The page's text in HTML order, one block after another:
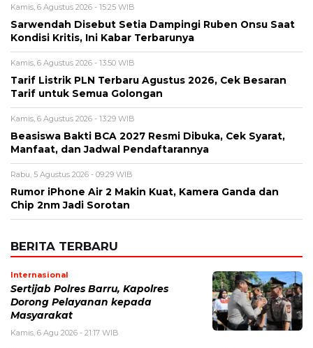
Kamis, 6 Agustus 2026 - 15:25 WIB
Sarwendah Disebut Setia Dampingi Ruben Onsu Saat
Kondisi Kritis, Ini Kabar Terbarunya
Kamis, 6 Agustus 2026 - 13:50 WIB
Tarif Listrik PLN Terbaru Agustus 2026, Cek Besaran
Tarif untuk Semua Golongan
Kamis, 6 Agustus 2026 - 13:29 WIB
Beasiswa Bakti BCA 2027 Resmi Dibuka, Cek Syarat,
Manfaat, dan Jadwal Pendaftarannya
Rabu, 5 Agustus 2026 - 09:29 WIB
Rumor iPhone Air 2 Makin Kuat, Kamera Ganda dan
Chip 2nm Jadi Sorotan
BERITA TERBARU
Internasional
Sertijab Polres Barru, Kapolres
Dorong Pelayanan kepada
Masyarakat
Kamis, 6 Agu 2026 - 21:17 WIB